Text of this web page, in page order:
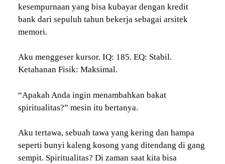
kesempurnaan yang bisa kubayar dengan kredit
bank dari sepuluh tahun bekerja sebagai arsitek
memori.
Aku menggeser kursor. IQ: 185. EQ: Stabil.
Ketahanan Fisik: Maksimal.
“Apakah Anda ingin menambahkan bakat
spiritualitas?” mesin itu bertanya.
Aku tertawa, sebuah tawa yang kering dan hampa
seperti bunyi kaleng kosong yang ditendang di gang
sempit. Spiritualitas? Di zaman saat kita bisa